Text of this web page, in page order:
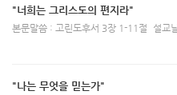
"너희는 그리스도의 편지라"
본문말씀 : 고린도후서 3장 1-11절 설교
"나는 무엇을 믿는가"